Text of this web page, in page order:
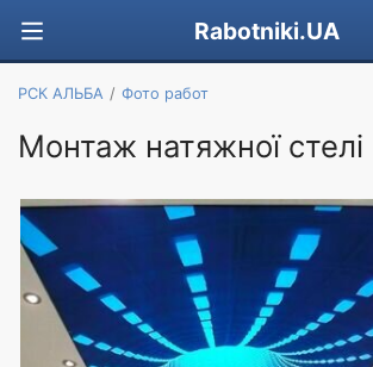
Rabotniki.UA
РСК АЛЬБА Фото работ
Монтаж натяжної стелі